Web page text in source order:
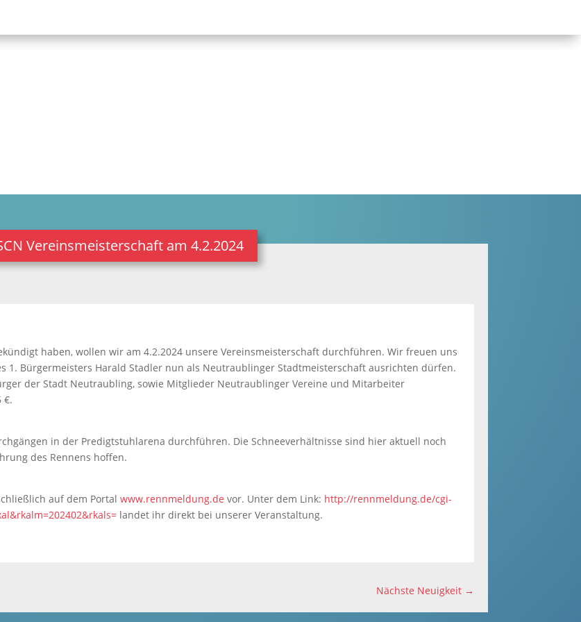
Vereinsmeisterschaft am 4.2.2024
haben, wollen wir am 4.2.2024 unsere Vereinsmeisterschaft durchführen. Wir freuen uns
1. Bürgermeisters Harald Stadler nun als Neutraublinger Stadtmeisterschaft ausrichten dürfen.
der Stadt Neutraubling, sowie Mitglieder Neutraublinger Vereine und Mitarbeiter
€.
in der Predigtstuhlarena durchführen. Die Schneeverhältnisse sind hier aktuell noch
des Rennens hoffen.
auf dem Portalwww.rennmeldung.de vor. Unter dem Link: http://rennmeldung.de/cgi-
landet ihr direkt bei unserer Veranstaltung.
Nächste Neuigkeit→